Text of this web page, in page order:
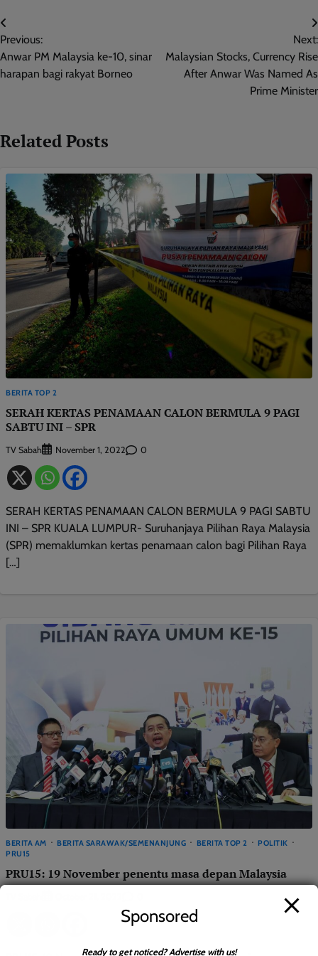
Post
navigation
Previous:
Anwar PM Malaysia ke-10, sinar
harapan bagi rakyat Borneo
Next:
Malaysian Stocks, Currency Rise
After Anwar Was Named As
Prime Minister
Related Posts
BERITA TOP 2
SERAH KERTAS PENAMAAN CALON BERMULA 9 PAGI
SABTU INI – SPR
TV Sabah November 1, 2022 0
SERAH KERTAS PENAMAAN CALON BERMULA 9 PAGI SABTU
INI – SPR KUALA LUMPUR- Suruhanjaya Pilihan Raya Malaysia
(SPR) memaklumkan kertas penamaan calon bagi Pilihan Raya
[…]
BERITA AM BERITA SARAWAK/SEMENANJUNG BERITA TOP 2
POLITIK
PRU15
PRU15: 19 November penentu masa depan Malaysia
Sponsored
Ready to get noticed? Advertise with us!